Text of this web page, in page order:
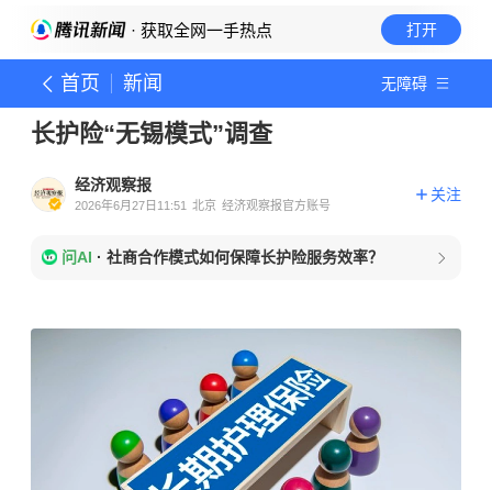
· 获取全网一手热点 打开
首页 新闻 无障碍
长护险“无锡模式”调查
经济观察报
2026年6月27日11:51 北京 经济观察报官方账号
关注
问AI · 社商合作模式如何保障长护险服务效率？